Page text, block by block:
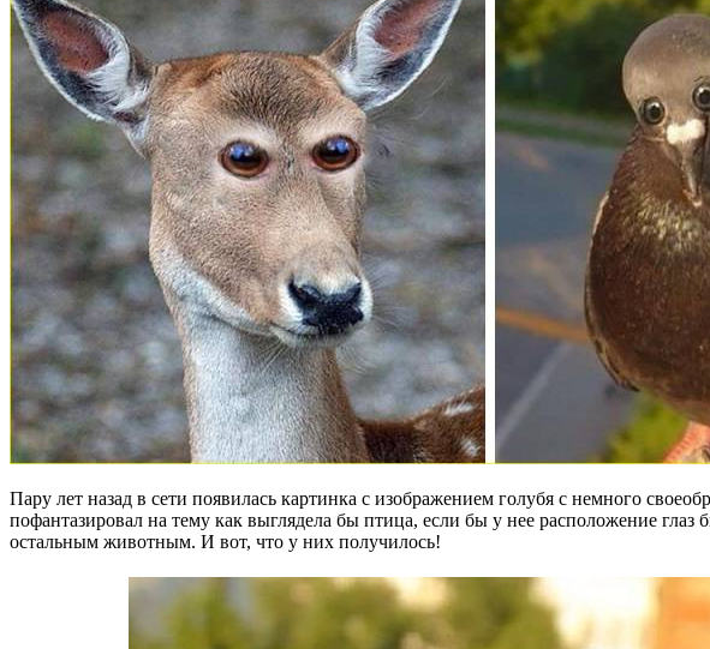
Пару лет назад в сети появилась картинка с изображением голубя с немного
пофантазировал на тему как выглядела бы птица, если бы у нее расположение
остальным животным. И вот, что у них получилось!